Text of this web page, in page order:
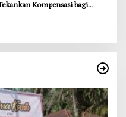
Kompensasi bagi